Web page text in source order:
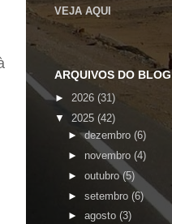
VEJA AQUI
ARQUIVOS DO BLOG
► 2026 (31)
▼ 2025 (42)
►dezembro (6)
► novembro (4)
► outubro(5)
► setembro (6)
► agosto (3)